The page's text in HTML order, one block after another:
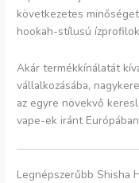
következetes
hookah-stílusú
Akár termékkínálatát
vállalkozásába,
az egyre növekvő
vape-ek iránt
Legnépszerűbb Shisha